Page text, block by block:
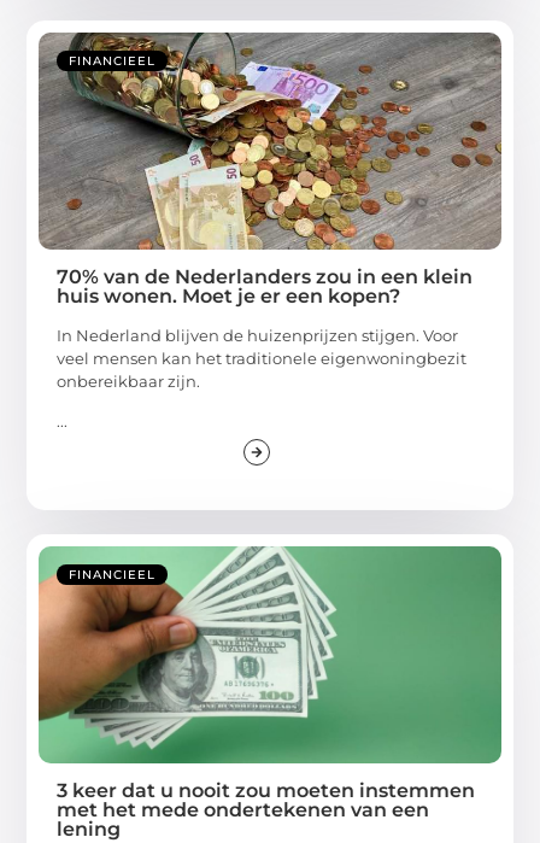
FINANCIEEL
70% van de Nederlanders zou in een klein
huis wonen. Moet je er een kopen?
In Nederland blijven de huizenprijzen stijgen. Voor
veel mensen kan het traditionele eigenwoningbezit
onbereikbaar zijn.
...
FINANCIEEL
3 keer dat u nooit zou moeten instemmen
met het mede ondertekenen van een
lening